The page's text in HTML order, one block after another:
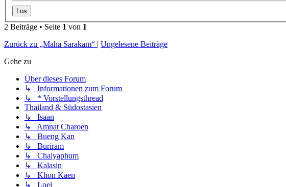
2 Beiträge • Seite 1 von 1
Zurück zu „Maha Sarakam“ | Ungelesene Beiträge
Gehe zu
Über dieses Forum
↳ Informationen zum Forum
↳ * Vorstellungsthread
Thailand & Südostasien
↳ Isaan
↳ Amnat Charoen
↳ Bueng Kan
↳ Buriram
↳ Chaiyaphum
↳ Kalasin
↳ Khon Kaen
↳ Loei